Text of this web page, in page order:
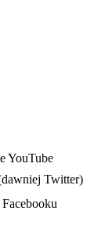
YouTube
Twitter)